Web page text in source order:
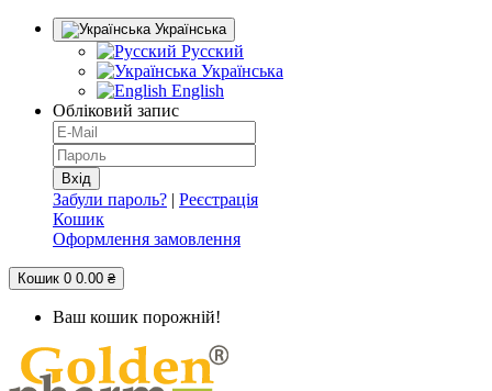
Українська
Русский
Українська
English
Обліковий запис
Забули пароль? | Реєстрація
Кошик
Оформлення замовлення
Кошик 0 0.00 ₴
Ваш кошик порожній!